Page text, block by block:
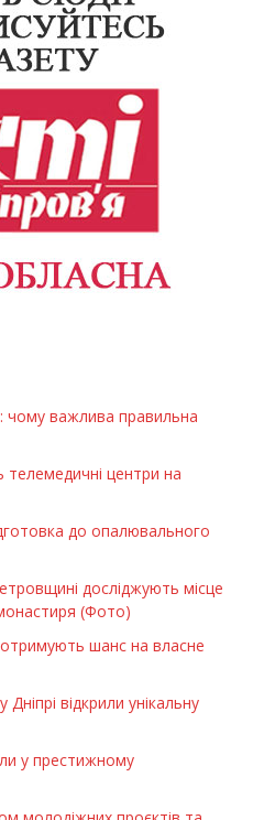
чому важлива правильна
телемедичні центри на
до опалювального
досліджують місце
(Фото)
шанс на власне
відкрили унікальну
у престижному